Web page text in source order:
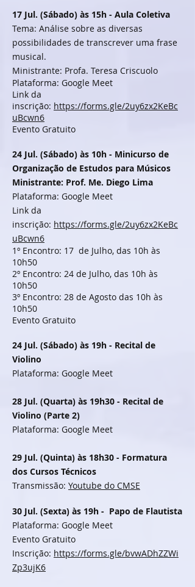
17 Jul. (Sábado) às 15h - Aula Coletiva
Tema: Análise sobre as diversas
possibilidades de transcrever uma frase
musical.
Ministrante: Profa. Teresa Criscuolo
Plataforma: Google Meet
Link da
inscrição: https://forms.gle/2uy6zx2KeBc
uBcwn6
Evento Gratuito
24 Jul. (Sábado) às 10h - Minicurso de
Organização de Estudos para Músicos
Ministrante: Prof. Me. Diego Lima
Plataforma: Google Meet
Link da
inscrição: https://forms.gle/2uy6zx2KeBc
uBcwn6
1º Encontro: 17 de Julho, das 10h às
10h50
2º Encontro: 24 de Julho, das 10h às
10h50
3º Encontro: 28 de Agosto das 10h às
10h50
Evento Gratuito
24 Jul. (Sábado) às 19h - Recital de
Violino
Plataforma: Google Meet
28 Jul. (Quarta) às 19h30 - Recital de
Violino (Parte 2)
Plataforma: Google Meet
29 Jul. (Quinta) às 18h30 - Formatura
dos Cursos Técnicos
Transmissão: Youtube do CMSE
30 Jul. (Sexta) às 19h - Papo de Flautista
Plataforma: Google Meet
Evento Gratuito
Inscrição: https://forms.gle/bvwADhZZWi
Zp3ujK6